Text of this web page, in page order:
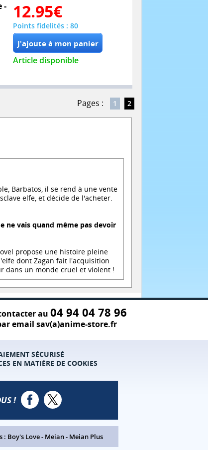
-
12.95€
Points fidelités : 80
Article disponible
Pages : 1 2
Barbatos, il se rend à une vente
elfe, et décide de l'acheter.
ne vais quand même pas devoir
propose une histoire pleine
dont Zagan fait l'acquisition
dans un monde cruel et violent !
au 04 94 04 78 96
email sav(a)anime-store.fr
SÉCURISÉ
EN MATIÈRE DE COOKIES
!
: Boy's Love- Meian- Meian Plus